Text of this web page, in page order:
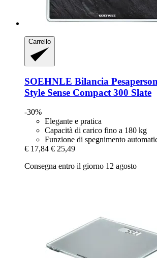
Carrello
SOEHNLE Bilancia
Style Sense Compact 300 Slate
-30%
Elegante e pratica
Capacità di carico fino a 180 kg
Funzione di spegnimento
€ 17,84 € 25,49
Consegna entro il giorno 12 agosto